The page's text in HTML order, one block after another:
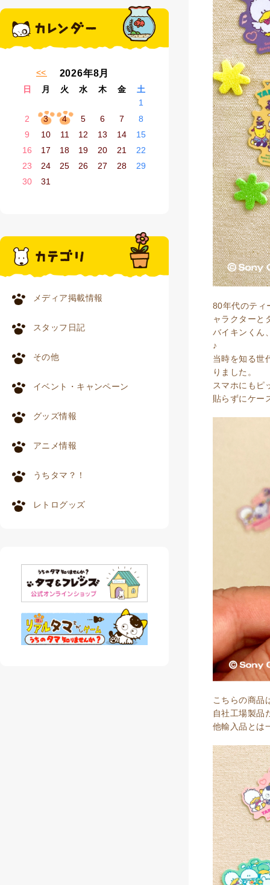
2026年8月
日 月 火 水 木 金 土
« 7月
1
2
3 4 5 6 7
8
9
10 11 12 13 14
15
16
17 18 19 20 21
22
23
24 25 26 27 28
29
30
31
メディア掲載情報
スタッフ日記
その他
イベント・キャンペーン
グッズ情報
アニメ情報
うちタマ？！
レトログッズ
80年代のティ
ャラクターと
バイキンくん
♪
当時を知る世
りました。
スマホにもピ
貼らずにケー
こちらの商品
自社工場製品
他輸入品とは